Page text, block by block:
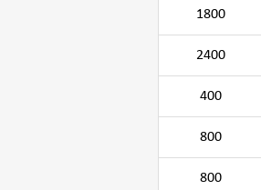
1800
2400
400
800
800